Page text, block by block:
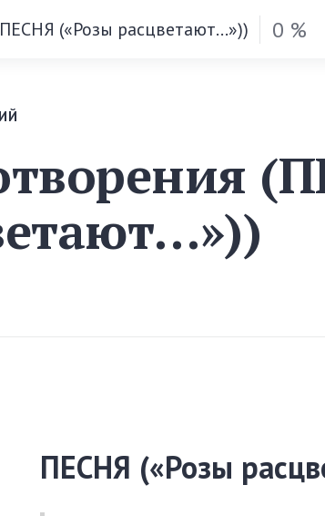
(«Розы расцветают…»)) 0 %
ПЕСНЯ («Розы